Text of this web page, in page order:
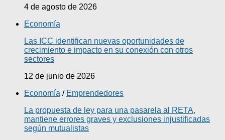
4 de agosto de 2026
Economía
Las ICC identifican nuevas oportunidades de
crecimiento e impacto en su conexión con otros
sectores
12 de junio de 2026
Economía / Emprendedores
La propuesta de ley para una pasarela al RETA,
mantiene errores graves y exclusiones injustificadas
según mutualistas